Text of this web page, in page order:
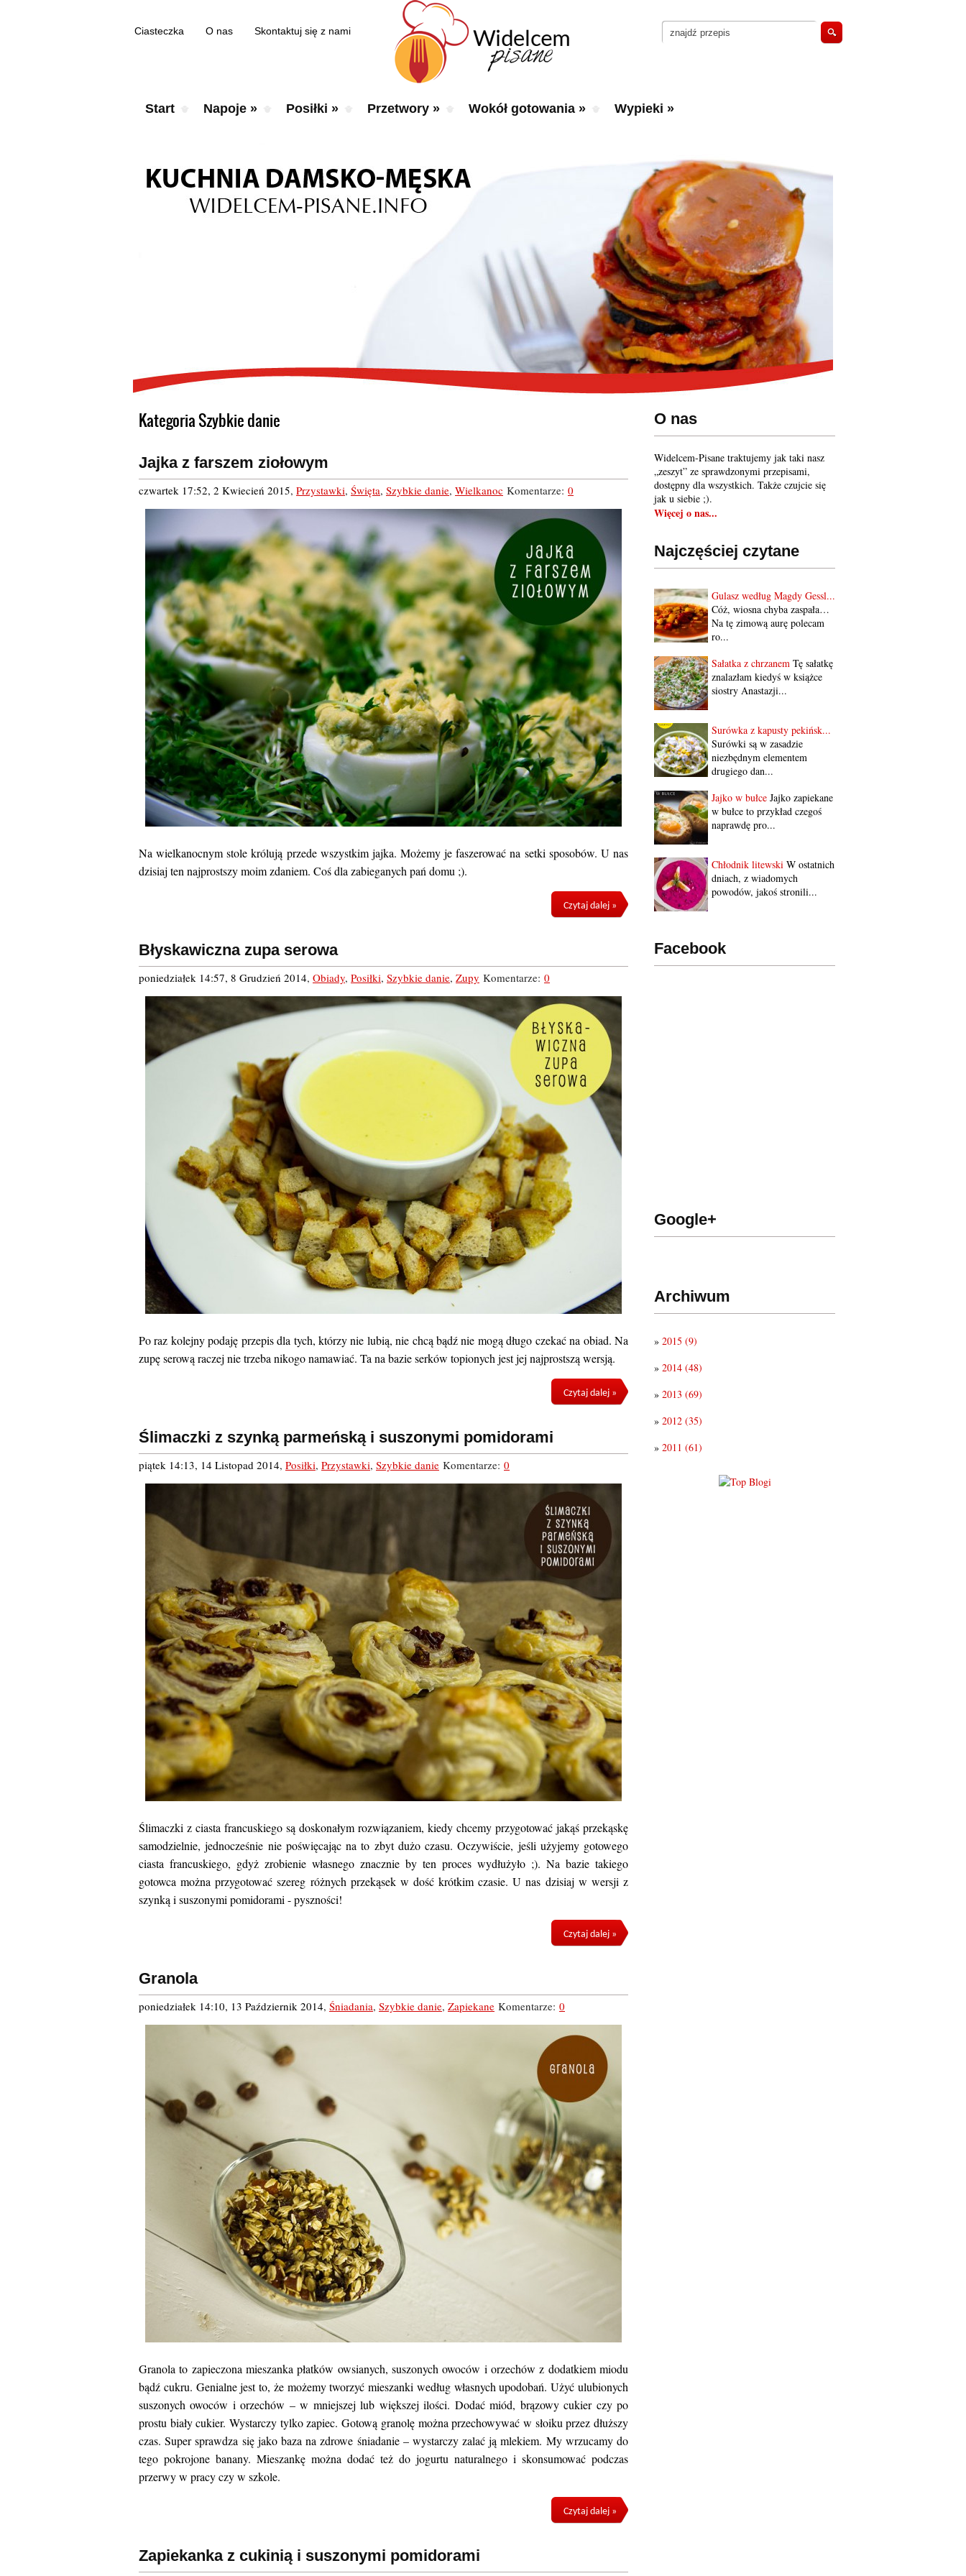
Ciasteczka O nas Skontaktuj się z nami
Start Napoje » Posiłki » Przetwory » Wokół gotowania » Wypieki »
O nas
Widelcem-Pisane traktujemy jak taki nasz
„zeszyt” ze sprawdzonymi przepisami,
dostępny dla wszystkich. Także czujcie się
jak u siebie ;).
Więcej o nas...
Najczęściej czytane
Gulasz według Magdy Gessl...
Cóż, wiosna chyba zaspała…
Na tę zimową aurę polecam
ro...
Sałatka z chrzanem Tę sałatkę
znalazłam kiedyś w książce
siostry Anastazji...
Surówka z kapusty pekińsk...
Surówki są w zasadzie
niezbędnym elementem
drugiego dan...
Jajko w bułce Jajko zapiekane
w bułce to przykład czegoś
naprawdę pro...
Chłodnik litewski W ostatnich
dniach, z wiadomych
powodów, jakoś stronili...
Facebook
Google+
Archiwum
» 2015 (9)
» 2014 (48)
» 2013 (69)
» 2012 (35)
» 2011 (61)
Kategoria Szybkie danie
Jajka z farszem ziołowym
czwartek 17:52, 2 Kwiecień 2015, Przystawki, Święta, Szybkie danie, Wielkanoc Komentarze: 0
Na wielkanocnym stole królują przede wszystkim jajka. Możemy je faszerować na setki sposobów. U nas
dzisiaj ten najprostszy moim zdaniem. Coś dla zabieganych pań domu ;).
Czytaj dalej »
Błyskawiczna zupa serowa
poniedziałek 14:57, 8 Grudzień 2014, Obiady, Posiłki, Szybkie danie, Zupy Komentarze: 0
Po raz kolejny podaję przepis dla tych, którzy nie lubią, nie chcą bądź nie mogą długo czekać na obiad. Na
zupę serową raczej nie trzeba nikogo namawiać. Ta na bazie serków topionych jest jej najprostszą wersją.
Czytaj dalej »
Ślimaczki z szynką parmeńską i suszonymi pomidorami
piątek 14:13, 14 Listopad 2014, Posiłki, Przystawki, Szybkie danie Komentarze: 0
Ślimaczki z ciasta francuskiego są doskonałym rozwiązaniem, kiedy chcemy przygotować jakąś przekąskę
samodzielnie, jednocześnie nie poświęcając na to zbyt dużo czasu. Oczywiście, jeśli użyjemy gotowego
ciasta francuskiego, gdyż zrobienie własnego znacznie by ten proces wydłużyło ;). Na bazie takiego
gotowca można przygotować szereg różnych przekąsek w dość krótkim czasie. U nas dzisiaj w wersji z
szynką i suszonymi pomidorami - pyszności!
Czytaj dalej »
Granola
poniedziałek 14:10, 13 Październik 2014, Śniadania, Szybkie danie, Zapiekane Komentarze: 0
Granola to zapieczona mieszanka płatków owsianych, suszonych owoców i orzechów z dodatkiem miodu
bądź cukru. Genialne jest to, że możemy tworzyć mieszanki według własnych upodobań. Użyć ulubionych
suszonych owoców i orzechów – w mniejszej lub większej ilości. Dodać miód, brązowy cukier czy po
prostu biały cukier. Wystarczy tylko zapiec. Gotową granolę można przechowywać w słoiku przez dłuższy
czas. Super sprawdza się jako baza na zdrowe śniadanie – wystarczy zalać ją mlekiem. My wrzucamy do
tego pokrojone banany. Mieszankę można dodać też do jogurtu naturalnego i skonsumować podczas
przerwy w pracy czy w szkole.
Czytaj dalej »
Zapiekanka z cukinią i suszonymi pomidorami